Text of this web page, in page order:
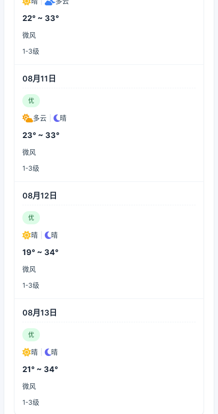
22° ~ 33°
微风
1-3级
08月11日
优
多云 晴
23° ~ 33°
微风
1-3级
08月12日
优
晴 晴
19° ~ 34°
微风
1-3级
08月13日
优
晴 晴
21° ~ 34°
微风
1-3级